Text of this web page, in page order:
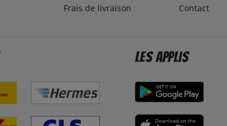
Frais de livraison
Contact
Les applis